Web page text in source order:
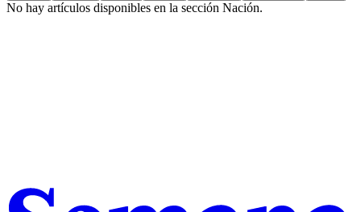
No hay artículos disponibles en la sección Nación.